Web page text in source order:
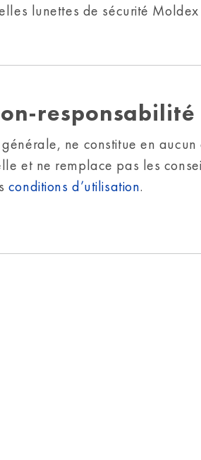
lunettes de sécurité Moldex
responsabilité
ne constitue en aucun
et ne remplace pas les
conditions d’utilisation.